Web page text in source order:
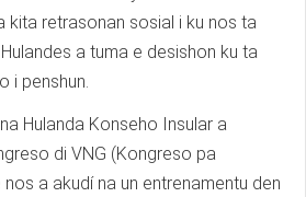
kita retrasonan sosial i ku nos ta
a tuma e desishon ku ta
i penshun.
Hulanda Konseho Insular a
di VNG (Kongreso pa
nos a akudí na un entrenamentu den